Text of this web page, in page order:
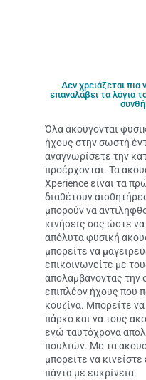
Δεν χρειάζεται πια
επαναλάβει τα λόγια
Όλα ακούγονται
ήχους στην σωστή
αναγνωρίσετε την
προέρχονται. Τα
Xperience είναι τα
διαθέτουν
μπορούν να
κινήσεις σας ώστε
απόλυτα φυσική
μπορείτε να
επικοινωνείτε με
απολαμβάνοντας την
επιπλέον ήχους που
κουζίνα. Μπορείτε
πάρκο και να τους
ενώ ταυτόχρονα
πουλιών. Με τα
μπορείτε να
πάντα με ευκρίνεια.